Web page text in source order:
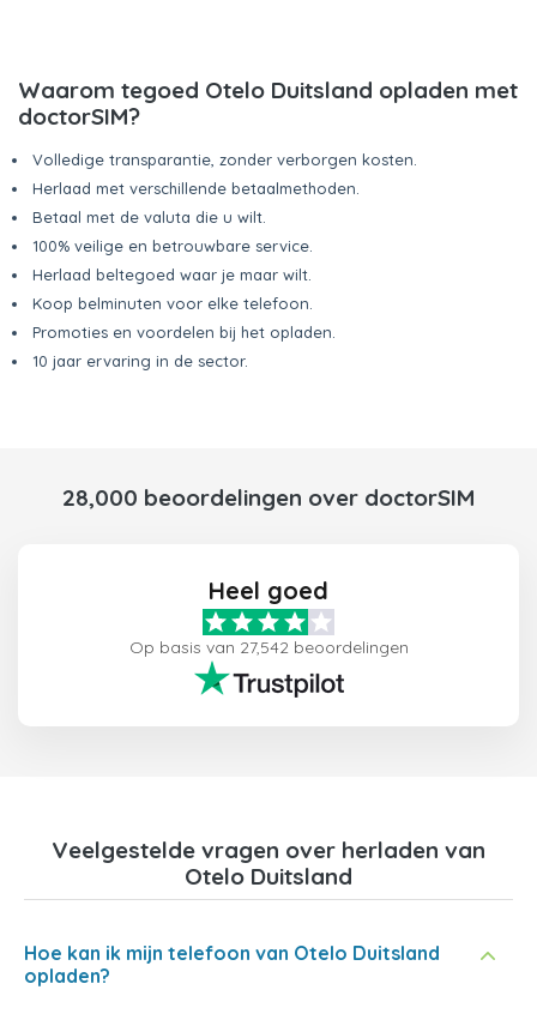
Waarom tegoed Otelo Duitsland opladen met
doctorSIM?
Volledige transparantie, zonder verborgen kosten.
Herlaad met verschillende betaalmethoden.
Betaal met de valuta die u wilt.
100% veilige en betrouwbare service.
Herlaad beltegoed waar je maar wilt.
Koop belminuten voor elke telefoon.
Promoties en voordelen bij het opladen.
10 jaar ervaring in de sector.
28,000 beoordelingen over doctorSIM
Heel goed
Op basis van 27,542 beoordelingen
Veelgestelde vragen over herladen van
Otelo Duitsland
Hoe kan ik mijn telefoon van Otelo Duitsland
opladen?